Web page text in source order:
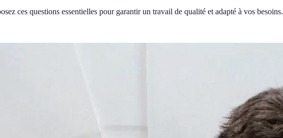
ces questions essentielles pour garantir un travail de qualité et adapté à vos besoins.